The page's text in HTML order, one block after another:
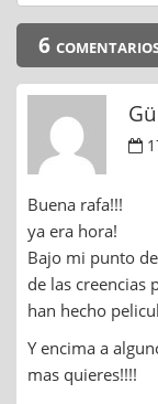
6
Buena rafa!!!
ya era hora!
Bajo mi punto
de las creencias
han hecho
Y encima a
mas quieres!!!!